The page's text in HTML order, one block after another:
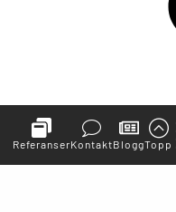
ReferanserKontaktBloggTopp